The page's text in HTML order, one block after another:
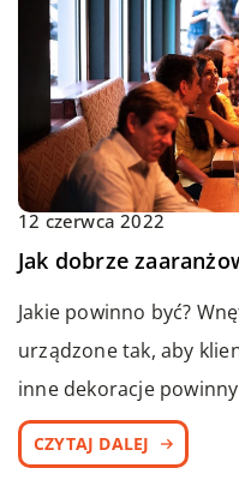
12 czerwca 2022
Jak dobrze
Jakie powinno być?
urządzone tak, aby
inne dekoracje
CZYTAJ DALEJ